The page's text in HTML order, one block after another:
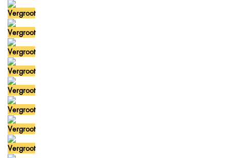
Vergroot
Vergroot
Vergroot
Vergroot
Vergroot
Vergroot
Vergroot
Vergroot